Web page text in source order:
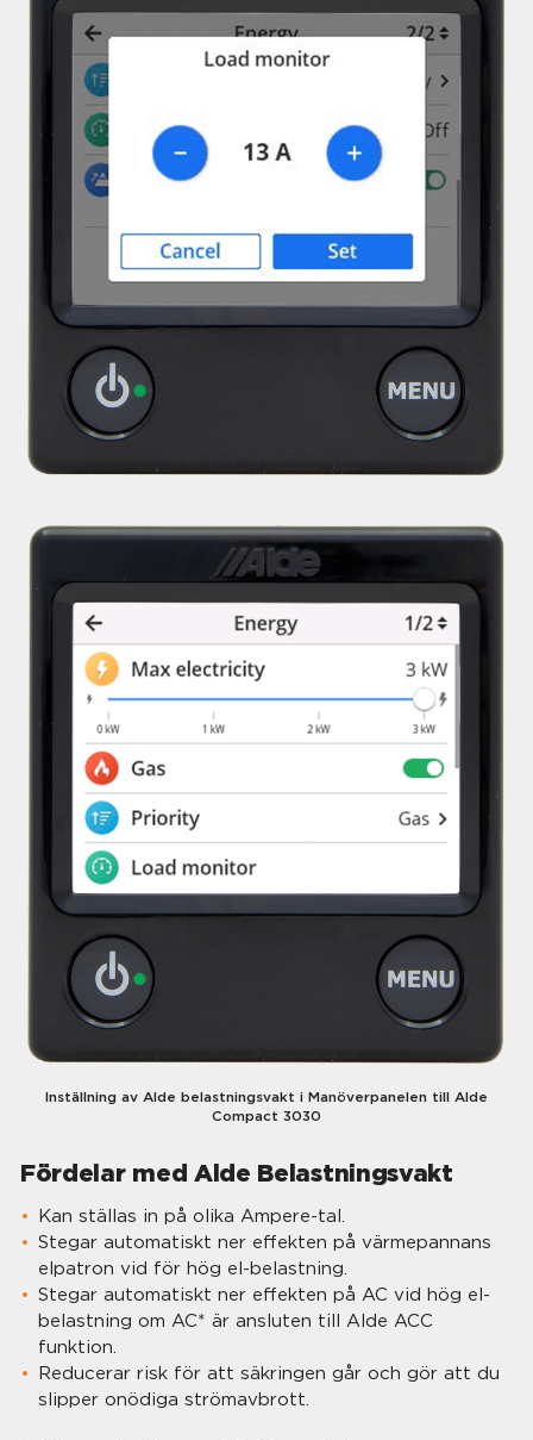
Inställning av Alde belastningsvakt i Manöverpanelen till Alde
Compact 3030
Fördelar med Alde Belastningsvakt
Kan ställas in på olika Ampere-tal.
Stegar automatiskt ner effekten på värmepannans
elpatron vid för hög el-belastning.
Stegar automatiskt ner effekten på AC vid hög el-
belastning om AC* är ansluten till Alde ACC
funktion.
Reducerar risk för att säkringen går och gör att du
slipper onödiga strömavbrott.